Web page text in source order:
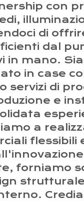
con
di
dal
in mano.
in case
servizi di
e
a
flessibili
forniamo
strutturale